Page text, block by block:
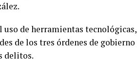
de herramientas tecnológicas,
de los tres órdenes de gobierno
delitos.